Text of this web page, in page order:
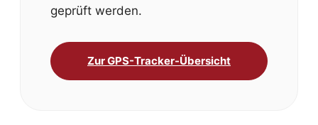
geprüft werden.
Zur GPS-Tracker-Übersicht